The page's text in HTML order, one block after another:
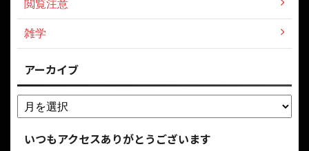
閲覧注意
雑学
アーカイブ
いつもアクセスありがとうございます